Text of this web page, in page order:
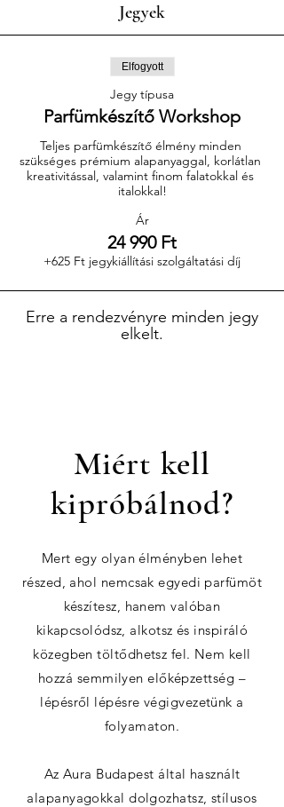
Jegyek
Elfogyott
Jegy típusa
Parfümkészítő Workshop
Teljes parfümkészítő élmény minden
szükséges prémium alapanyaggal, korlátlan
kreativitással, valamint finom falatokkal és
italokkal!
Ár
24 990 Ft
+625 Ft jegykiállítási szolgáltatási díj
Erre a rendezvényre minden jegy
elkelt.
Miért kell
kipróbálnod?
Mert egy olyan élményben lehet
részed, ahol nemcsak egyedi parfümöt
készítesz, hanem valóban
kikapcsolódsz, alkotsz és inspiráló
közegben töltődhetsz fel. Nem kell
hozzá semmilyen előképzettség –
lépésről lépésre végigvezetünk a
folyamaton.
Az Aura Budapest által használt
alapanyagokkal dolgozhatsz, stílusos